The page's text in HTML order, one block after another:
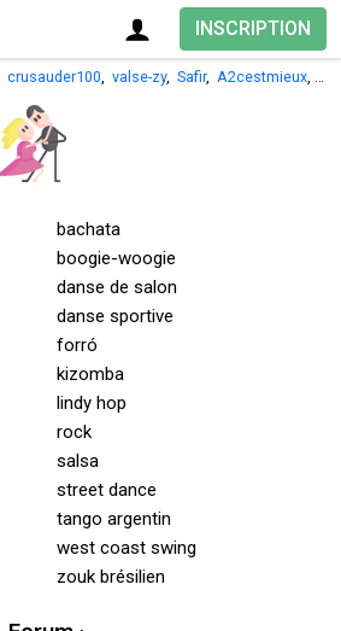
INSCRIPTION
crusauder100, valse-zy, Safir, A2cestmieux,
bachata
boogie-woogie
danse de salon
danse sportive
forró
kizomba
lindy hop
rock
salsa
street dance
tango argentin
west coast swing
zouk brésilien